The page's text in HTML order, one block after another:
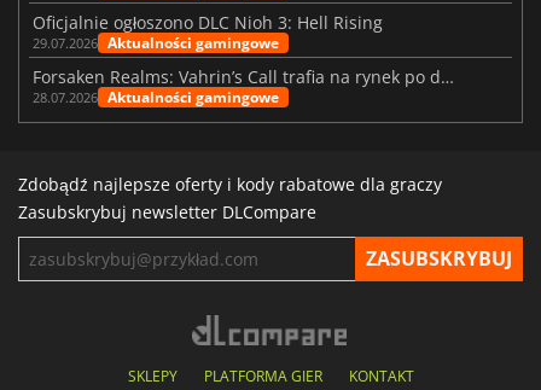
Oficjalnie ogłoszono DLC Nioh 3: Hell Rising
29.07.2026 Aktualności gamingowe
Forsaken Realms: Vahrin’s Call trafia na rynek po dziesięciu latach prac
28.07.2026 Aktualności gamingowe
Zdobądź najlepsze oferty i kody rabatowe dla graczy
Zasubskrybuj newsletter DLCompare
SKLEPY PLATFORMA GIER KONTAKT